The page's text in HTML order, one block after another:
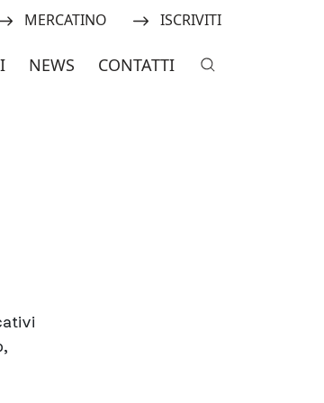
Amici dei Mulini
Navigate to:
MERCATINO Navigate to:
ISCRIVITI
NEWS CONTATTI